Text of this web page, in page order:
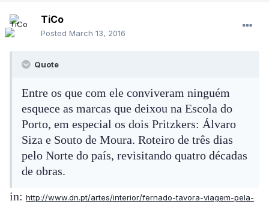
TiCo
Posted March 13, 2016
Quote
Entre os que com ele conviveram ninguém
esquece as marcas que deixou na Escola do
Porto, em especial os dois Pritzkers: Álvaro
Siza e Souto de Moura. Roteiro de três dias
pelo Norte do país, revisitando quatro décadas
de obras.
in: http://www.dn.pt/artes/interior/fernado-tavora-viagem-pela-